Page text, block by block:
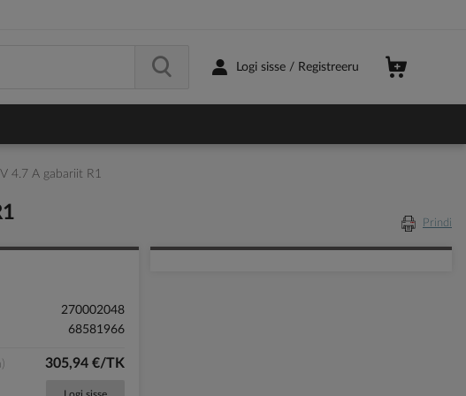
Logi sisse / Registreeru
4.7 A gabariit R1
Prindi
270002048
68581966
305,94 €/TK